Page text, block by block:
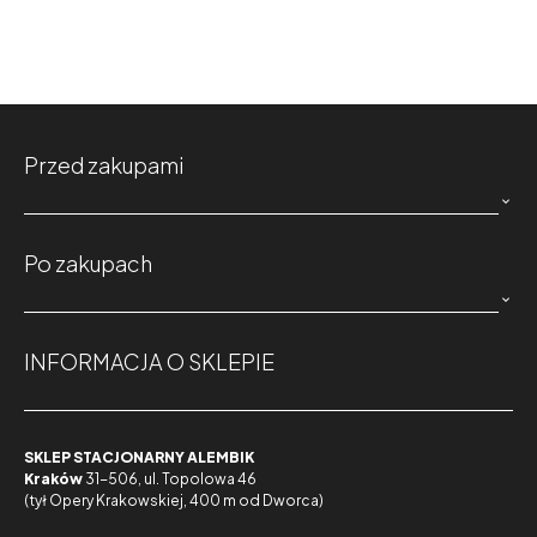
Przed zakupami

Po zakupach

INFORMACJA O SKLEPIE
SKLEP STACJONARNY ALEMBIK
Kraków 31-506, ul. Topolowa 46
(tył Opery Krakowskiej, 400 m od Dworca)